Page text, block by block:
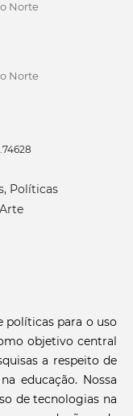
Norte
Norte
Políticas
políticas para o uso
objetivo central
a respeito de
educação. Nossa
de tecnologias na